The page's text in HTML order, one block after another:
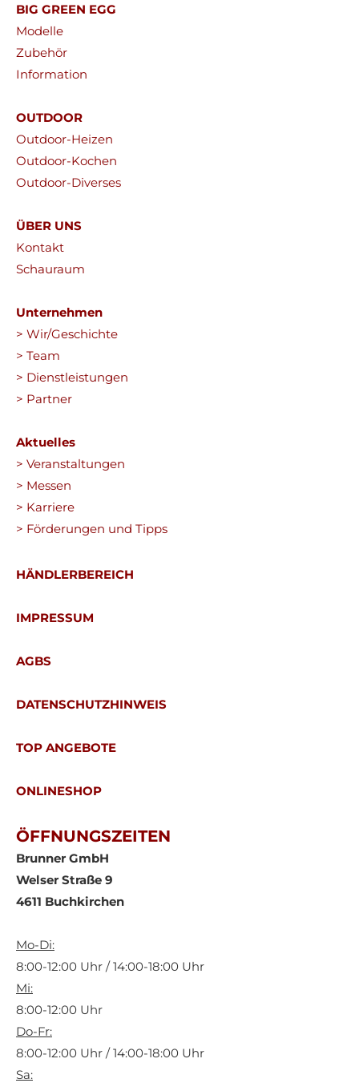
BIG GREEN EGG
Modelle
Zubehör
Information
OUTDOOR
Outdoor-Heizen
Outdoor-Kochen
Outdoor-Diverses
ÜBER UNS
Kontakt
Schauraum
Unternehmen
> Wir/Geschichte
> Team
> Dienstleistungen
> Partner
Aktuelles
> Veranstaltungen
> Messen
> Karriere
> Förderungen und Tipps
HÄNDLERBEREICH
IMPRESSUM
AGBS
DATENSCHUTZHINWEIS
TOP ANGEBOTE
ONLINESHOP
ÖFFNUNGSZEITEN
Brunner GmbH
Welser Straße 9
4611 Buchkirchen
Mo-Di:
8:00-12:00 Uhr / 14:00-18:00 Uhr
Mi:
8:00-12:00 Uhr
Do-Fr:
8:00-12:00 Uhr / 14:00-18:00 Uhr
Sa: